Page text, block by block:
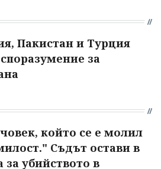
Пакистан и Турция
за
който се е молил
Съдът остави в
за убийството в